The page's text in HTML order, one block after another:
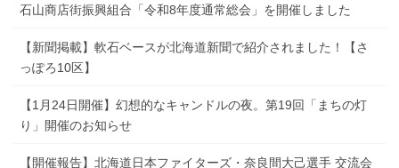
石山商店街振興組合「令和8年度通常総会」を開催しました
【新聞掲載】軟石ベースが北海道新聞で紹介されました！【さ
っぽろ10区】
【1月24日開催】幻想的なキャンドルの夜。第19回「まちの灯
り」開催のお知らせ
【開催報告】北海道日本ファイターズ・奈良間大己選手 交流会